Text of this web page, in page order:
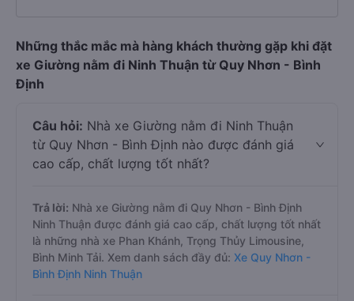
Những thắc mắc mà hàng khách thường gặp khi đặt
xe Giường nằm đi Ninh Thuận từ Quy Nhơn - Bình
Định
Câu hỏi: Nhà xe Giường nằm đi Ninh Thuận
từ Quy Nhơn - Bình Định nào được đánh giá
cao cấp, chất lượng tốt nhất?
Trả lời: Nhà xe Giường nằm đi Quy Nhơn - Bình Định
Ninh Thuận được đánh giá cao cấp, chất lượng tốt nhất
là những nhà xe Phan Khánh, Trọng Thủy Limousine,
Bình Minh Tải. Xem danh sách đầy đủ: Xe Quy Nhơn -
Bình Định Ninh Thuận